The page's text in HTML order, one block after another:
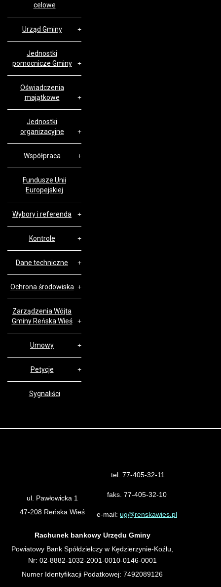
celowe
Urząd Gminy
Jednostki
pomocnicze Gminy
Oświadczenia
majątkowe
Jednostki
organizacyjne
Współpraca
Fundusze Unii
Europejskiej
Wybory i referenda
Kontrole
Dane techniczne
Ochrona środowiska
Zarządzenia Wójta
Gminy Reńska Wieś
Umowy
Petycje
Sygnaliści
ul. Pawłowicka 1
47-208 Reńska Wieś
tel. 77-405-32-11
faks. 77-405-32-10
e-mail: ug@renskawies.pl
Rachunek bankowy Urzędu Gminy
Powiatowy Bank Spółdzielczy w Kędzierzynie-Koźlu,
Nr: 02-8882-1032-2001-0010-0146-0001
Numer Identyfikacji Podatkowej: 7492089126